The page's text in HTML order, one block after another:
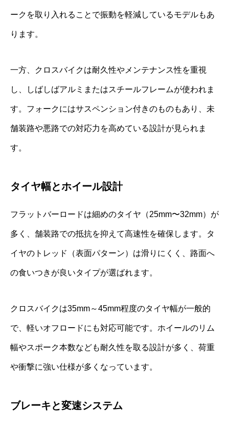
ークを取り入れることで振動を軽減しているモデルもあ
ります。
一方、クロスバイクは耐久性やメンテナンス性を重視
し、しばしばアルミまたはスチールフレームが使われま
す。フォークにはサスペンション付きのものもあり、未
舗装路や悪路での対応力を高めている設計が見られま
す。
タイヤ幅とホイール設計
フラットバーロードは細めのタイヤ（25mm〜32mm）が
多く、舗装路での抵抗を抑えて高速性を確保します。タ
イヤのトレッド（表面パターン）は滑りにくく、路面へ
の食いつきが良いタイプが選ばれます。
クロスバイクは35mm～45mm程度のタイヤ幅が一般的
で、軽いオフロードにも対応可能です。ホイールのリム
幅やスポーク本数なども耐久性を取る設計が多く、荷重
や衝撃に強い仕様が多くなっています。
ブレーキと変速システム